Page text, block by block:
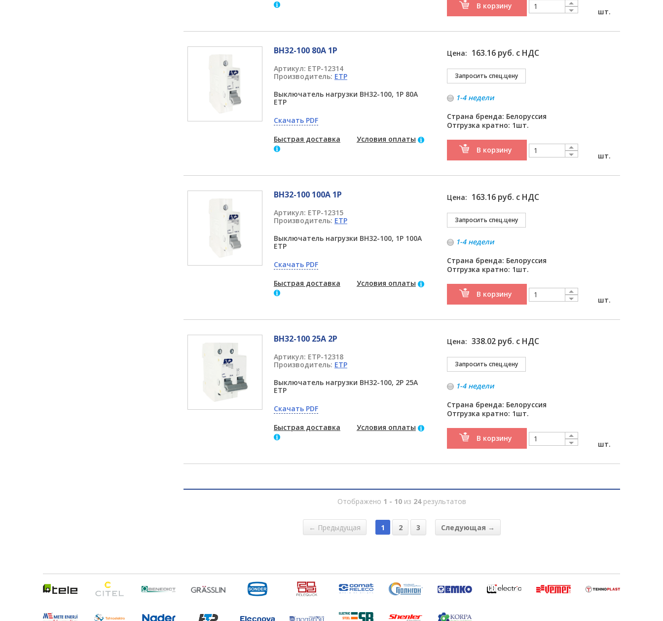
В корзину
шт.
ВН32-100 80А 1P
Артикул: ETP-12314
Производитель: ETP
Выключатель нагрузки ВН32-100, 1P 80А
ETP
Скачать PDF
Быстрая доставка
Условия оплаты
Цена: 163.16 руб. с НДС
1-4 недели
Страна бренда: Белоруссия
Отгрузка кратно: 1шт.
В корзину
шт.
ВН32-100 100А 1P
Артикул: ETP-12315
Производитель: ETP
Выключатель нагрузки ВН32-100, 1P 100А
ETP
Скачать PDF
Быстрая доставка
Условия оплаты
Цена: 163.16 руб. с НДС
1-4 недели
Страна бренда: Белоруссия
Отгрузка кратно: 1шт.
В корзину
шт.
ВН32-100 25А 2P
Артикул: ETP-12318
Производитель: ETP
Выключатель нагрузки ВН32-100, 2Р 25А
ETP
Скачать PDF
Быстрая доставка
Условия оплаты
Цена: 338.02 руб. с НДС
1-4 недели
Страна бренда: Белоруссия
Отгрузка кратно: 1шт.
В корзину
шт.
Отображено 1 - 10 из 24результатов
← Предыдущая 1 2 3 Следующая →